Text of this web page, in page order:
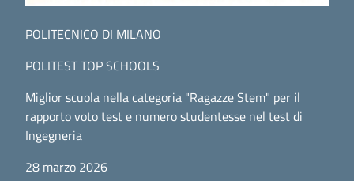
POLITECNICO DI MILANO
POLITEST TOP SCHOOLS
Miglior scuola nella categoria "Ragazze Stem" per il
rapporto voto test e numero studentesse nel test di
Ingegneria
28 marzo 2026